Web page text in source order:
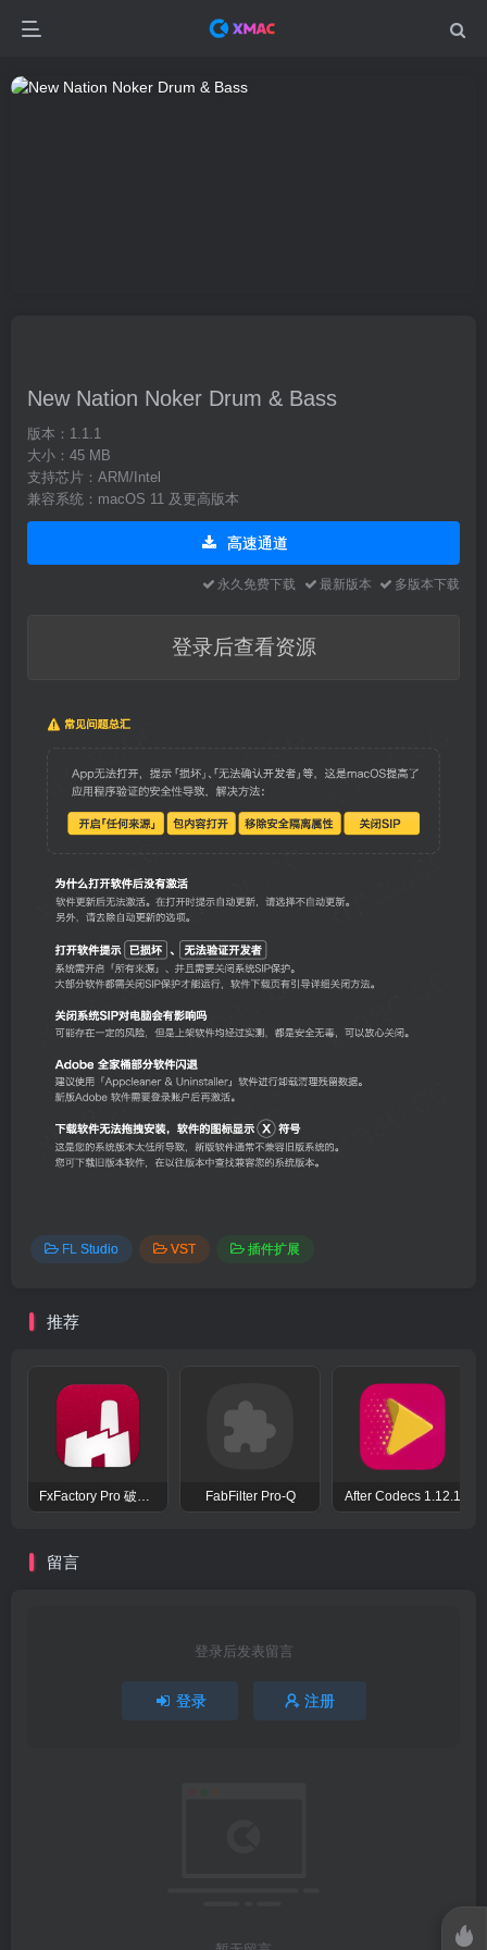
New Nation Noker Drum & Bass
版本：1.1.1
大小：45 MB
支持芯片：ARM/Intel
兼容系统：macOS 11 及更高版本
高速通道
永久免费下载 最新版本 多版本下载
登录后查看资源
FL Studio VST 插件扩展
推荐
FxFactory Pro 破解版 视觉效果插件工具包 FabFilter Pro-Q After Codecs 1.12.1
留言
登录后发表留言
登录 注册